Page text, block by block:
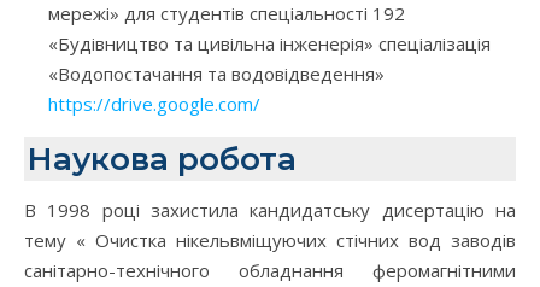
мережі» для студентів спеціальності 192
«Будівництво та цивільна інженерія» спеціалізація
«Водопостачання та водовідведення»
https://drive.google.com/
Наукова робота
В 1998 році захистила кандидатську дисертацію на
тему « Очистка нікельвміщуючих стічних вод заводів
санітарно-технічного обладнання феромагнітними